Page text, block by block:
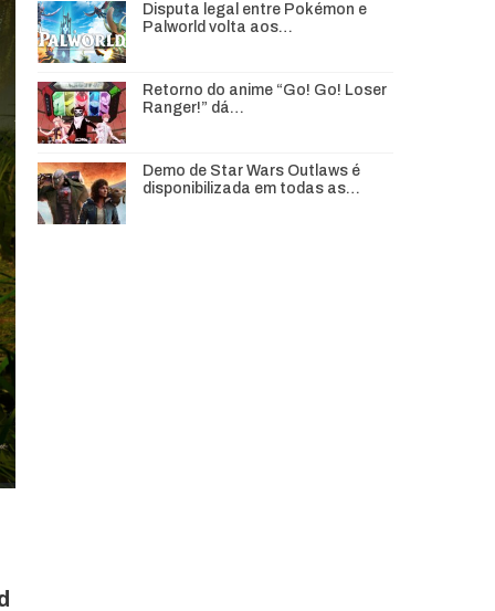
Disputa legal entre Pokémon e
Palworld volta aos…
Retorno do anime “Go! Go! Loser
Ranger!” dá…
Demo de Star Wars Outlaws é
disponibilizada em todas as…